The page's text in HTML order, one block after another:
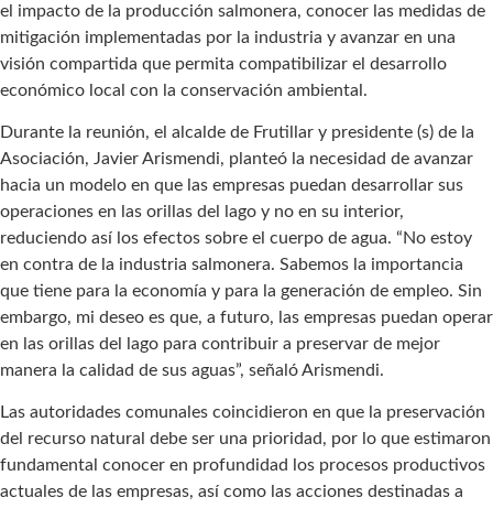
el impacto de la producción salmonera, conocer las medidas de
mitigación implementadas por la industria y avanzar en una
visión compartida que permita compatibilizar el desarrollo
económico local con la conservación ambiental.
Durante la reunión, el alcalde de Frutillar y presidente (s) de la
Asociación, Javier Arismendi, planteó la necesidad de avanzar
hacia un modelo en que las empresas puedan desarrollar sus
operaciones en las orillas del lago y no en su interior,
reduciendo así los efectos sobre el cuerpo de agua. “No estoy
en contra de la industria salmonera. Sabemos la importancia
que tiene para la economía y para la generación de empleo. Sin
embargo, mi deseo es que, a futuro, las empresas puedan operar
en las orillas del lago para contribuir a preservar de mejor
manera la calidad de sus aguas”, señaló Arismendi.
Las autoridades comunales coincidieron en que la preservación
del recurso natural debe ser una prioridad, por lo que estimaron
fundamental conocer en profundidad los procesos productivos
actuales de las empresas, así como las acciones destinadas a